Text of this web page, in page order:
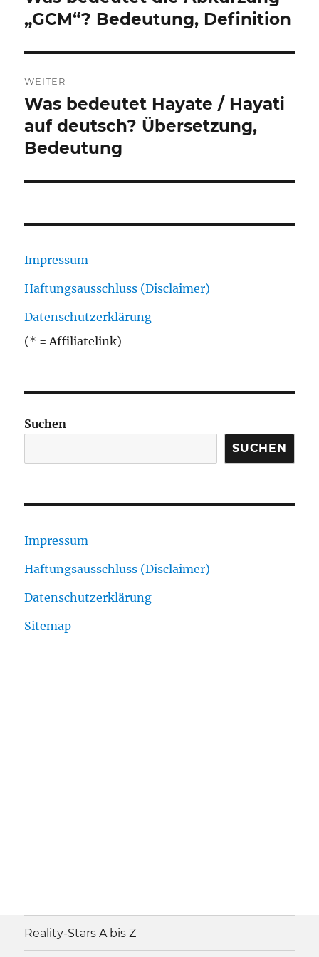
Beitrag:
„GCM“? Bedeutung, Definition
WEITER
Nächster
Beitrag:
Was bedeutet Hayate / Hayati
auf deutsch? Übersetzung,
Bedeutung
Impressum
Haftungsausschluss (Disclaimer)
Datenschutzerklärung
(* = Affiliatelink)
Suchen
SUCHEN
Impressum
Haftungsausschluss (Disclaimer)
Datenschutzerklärung
Sitemap
Reality-Stars A bis Z